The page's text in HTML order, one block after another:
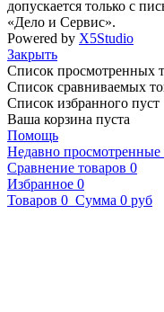
допускается только с
«Дело и Сервис».
Powered by X5Studio
Закрыть
Список просмотренных
Список сравниваемых
Список избранного пуст
Ваша корзина пуста
Помощь
Недавно просмотренные
Сравнение товаров 0
Избранное 0
Товаров 0 Сумма 0 руб